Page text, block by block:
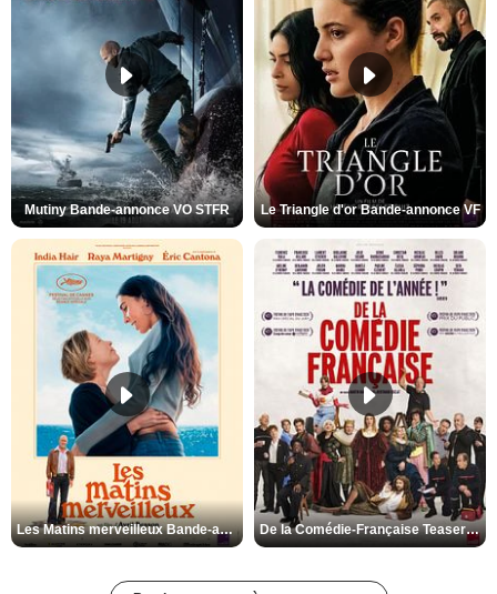
Mutiny Bande-annonce VO STFR Le Triangle d'or Bande-annonce VF
Les Matins merveilleux Bande-annonce VF De la Comédie-Française Teaser VF